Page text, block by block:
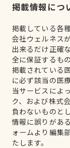
掲載情報につ
掲載している各
会社ウェルネス
出来るだけ正確
全に保証するも
掲載されている
に必ず該当の医
当サービスによ
ク、および株式
負わないものとし
情報に誤りがあ
ォームより編集
たします。